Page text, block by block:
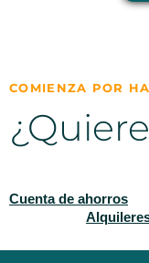
COMIENZA POR
Cuenta de ahorros